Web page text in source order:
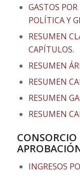
GASTOS POR
POLÍTICA Y
RESUMEN
CAPÍTULOS.
RESUMEN
RESUMEN
RESUMEN
RESUMEN
INGRESOS